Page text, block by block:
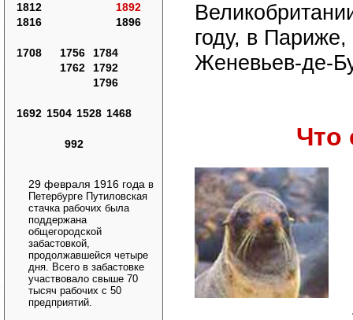
1812
1816
1892
1896
1708
1756
1762
1784
1792
1796
1692 1504 1528 1468
992
29 февраля 1916 года в
Петербурге Путиловская
стачка рабочих была
поддержана
общегородской
забастовкой,
продолжавшейся четыре
дня. Всего в забастовке
участвовало свыше 70
тысяч рабочих с 50
предприятий.
году, в
Женевьев-де-
Что